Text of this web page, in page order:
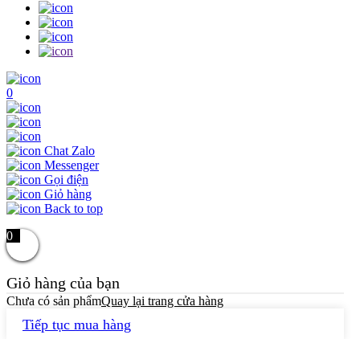
0
Chat Zalo
Messenger
Gọi điện
Giỏ hàng
Back to top
0
Giỏ hàng của bạn
Chưa có sản phẩmQuay lại trang cửa hàng
Tiếp tục mua hàng